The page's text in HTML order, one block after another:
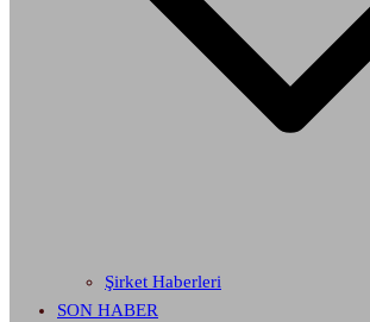
Şirket Haberleri
SON HABER